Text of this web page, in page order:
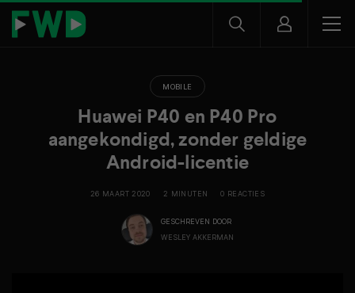
MOBILE
Huawei P40 en P40 Pro
aangekondigd, zonder geldige
Android-licentie
26 MAART 2020 2 MINUTEN 0 REACTIES
GESCHREVEN DOOR
WESLEY AKKERMAN